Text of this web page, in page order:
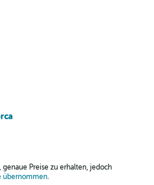
Preise zu erhalten, jedoch
übernommen.